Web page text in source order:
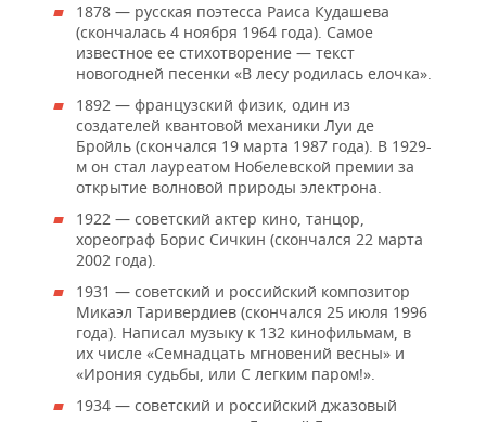
1878 — русская поэтесса Раиса Кудашева
(скончалась 4 ноября 1964 года). Самое
известное ее стихотворение — текст
новогодней песенки «В лесу родилась елочка».
1892 — французский физик, один из
создателей квантовой механики Луи де
Бройль (скончался 19 марта 1987 года). В 1929-
м он стал лауреатом Нобелевской премии за
открытие волновой природы электрона.
1922 — советский актер кино, танцор,
хореограф Борис Сичкин (скончался 22 марта
2002 года).
1931 — советский и российский композитор
Микаэл Таривердиев (скончался 25 июля 1996
года). Написал музыку к 132 кинофильмам, в
их числе «Семнадцать мгновений весны» и
«Ирония судьбы, или С легким паром!».
1934 — советский и российский джазовый